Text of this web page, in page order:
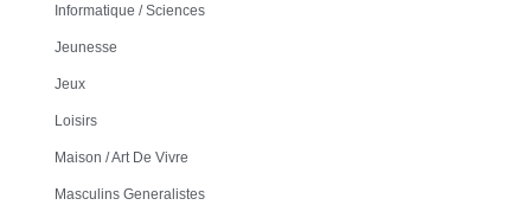
Informatique / Sciences
Jeunesse
Jeux
Loisirs
Maison / Art De Vivre
Masculins Generalistes